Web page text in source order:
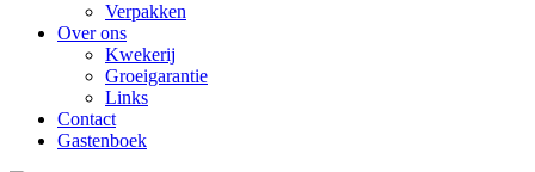
Verpakken
Over ons
Kwekerij
Groeigarantie
Links
Contact
Gastenboek